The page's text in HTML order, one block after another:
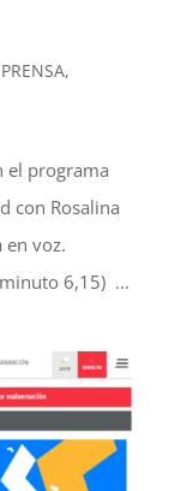
,
el programa
con Rosalina
en voz.
6,15) ...